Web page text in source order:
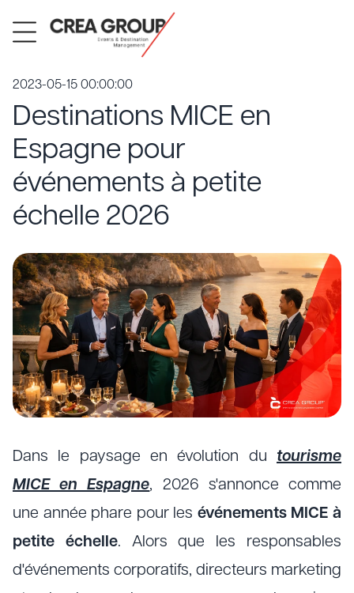
2023-05-15 00:00:00
Destinations MICE en
Espagne pour
événements à petite
échelle 2026
Dans le paysage en évolution du tourisme
MICE en Espagne, 2026 s'annonce comme
une année phare pour les événements MICE à
petite échelle. Alors que les responsables
d'événements corporatifs, directeurs marketing